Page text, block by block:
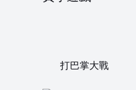
打巴掌大戰